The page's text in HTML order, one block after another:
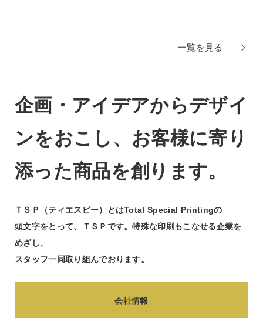
一覧を見る
企画・アイデアからデザイ
ンをおこし、お客様に寄り
添った商品を創ります。
ＴＳＰ（ティエスピー）とはTotal Special Printingの
頭文字をとって、ＴＳＰです。特殊な印刷もこなせる企業を
めざし、
スタッフ一同取り組んでおります。
会社情報